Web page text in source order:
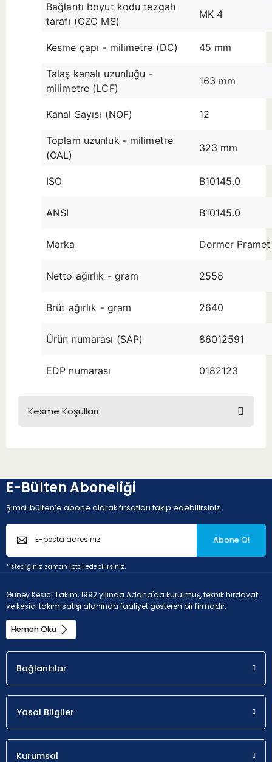
Bağlantı boyut kodu tezgah
tarafı (CZC MS)
MK 4
Kesme çapı - milimetre (DC) 45 mm
Talaş kanalı uzunluğu -
milimetre (LCF)
163 mm
Kanal Sayısı (NOF) 12
Toplam uzunluk - milimetre
(OAL)
323 mm
ISO B10145.0
ANSI B10145.0
Marka Dormer Pramet
Netto ağırlık - gram 2558
Brüt ağırlık - gram 2640
Ürün numarası (SAP) 86012591
EDP numarası 0182123
Kesme Koşulları
E-Bülten Aboneliği
Şimdi bülten’e abone olarak fırsatları takip edebilirsiniz.
Abone Ol
*istediğiniz zaman iptal edebilirsiniz.
Güney Kesici Takım, 1992 yılında Adana'da kurulmuş, teknik hırdavat
ve kesici takım satışı alanında faaliyet gösteren bir firmadır.
Hemen Oku
Bağlantılar
Yasal Bilgiler
Kurumsal